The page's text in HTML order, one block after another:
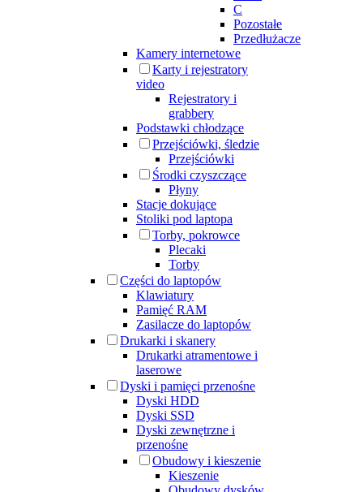
C
Pozostałe
Przedłużacze
Kamery internetowe
Karty i rejestratory
video
Rejestratory i
grabbery
Podstawki chłodzące
Przejściówki, śledzie
Przejściówki
Środki czyszczące
Płyny
Stacje dokujące
Stoliki pod laptopa
Torby, pokrowce
Plecaki
Torby
Części do laptopów
Klawiatury
Pamięć RAM
Zasilacze do laptopów
Drukarki i skanery
Drukarki atramentowe i
laserowe
Dyski i pamięci przenośne
Dyski HDD
Dyski SSD
Dyski zewnętrzne i
przenośne
Obudowy i kieszenie
Kieszenie